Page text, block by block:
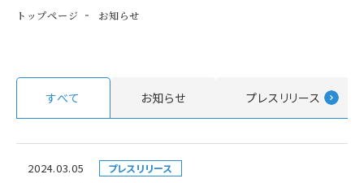
トップページ お知らせ
すべて お知らせ プレスリリース
2024.03.05 プレスリリース